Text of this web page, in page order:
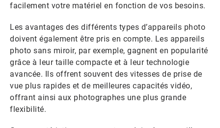
facilement votre matériel en fonction de vos besoins.
Les avantages des différents types d’appareils photo
doivent également être pris en compte. Les appareils
photo sans miroir, par exemple, gagnent en popularité
grâce à leur taille compacte et à leur technologie
avancée. Ils offrent souvent des vitesses de prise de
vue plus rapides et de meilleures capacités vidéo,
offrant ainsi aux photographes une plus grande
flexibilité.